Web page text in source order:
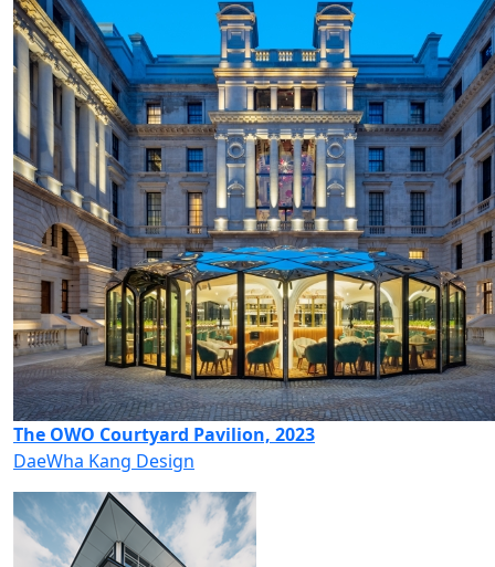
The OWO Courtyard Pavilion, 2023
DaeWha Kang Design